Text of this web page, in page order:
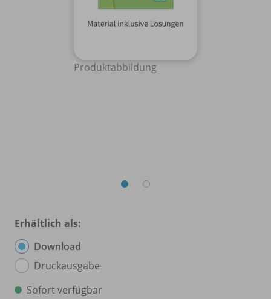
Produktabbildung
Erhältlich als:
Download
Druckausgabe
Sofort verfügbar